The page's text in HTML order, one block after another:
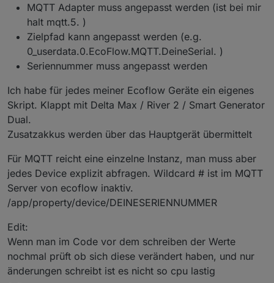
MQTT Adapter muss angepasst werden (ist bei mir
halt mqtt.5. )
Zielpfad kann angepasst werden (e.g.
0_userdata.0.EcoFlow.MQTT.DeineSerial. )
Seriennummer muss angepasst werden
Ich habe für jedes meiner Ecoflow Geräte ein eigenes
Skript. Klappt mit Delta Max / River 2 / Smart Generator
Dual.
Zusatzakkus werden über das Hauptgerät übermittelt
Für MQTT reicht eine einzelne Instanz, man muss aber
jedes Device explizit abfragen. Wildcard # ist im MQTT
Server von ecoflow inaktiv.
/app/property/device/DEINESERIENNUMMER
Edit:
Wenn man im Code vor dem schreiben der Werte
nochmal prüft ob sich diese verändert haben, und nur
änderungen schreibt ist es nicht so cpu lastig